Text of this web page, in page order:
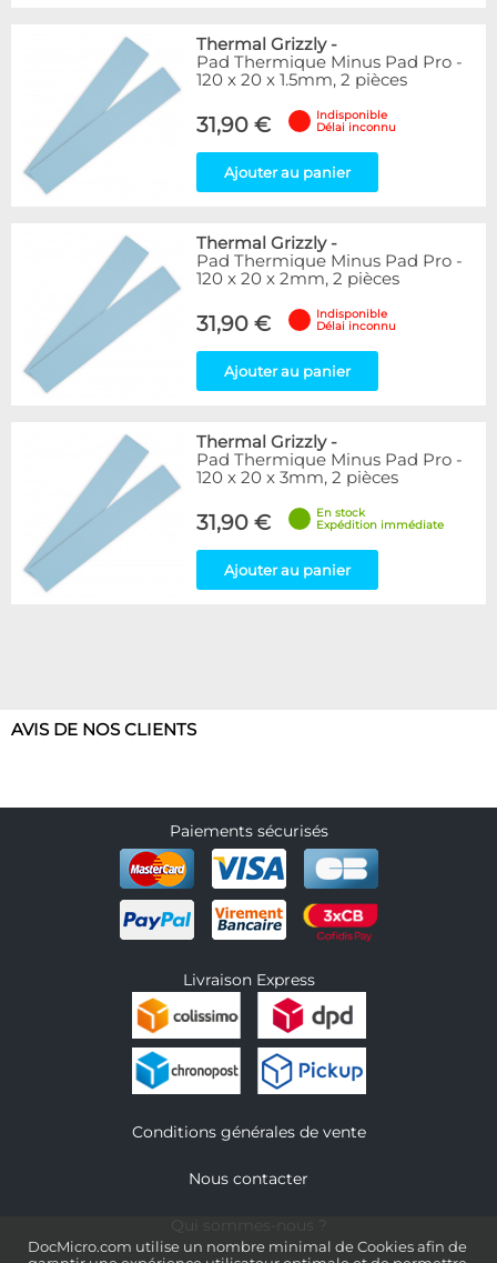
DocMicro.com utilise un nombre minimal de Cookies afin de
Thermal Grizzly-
Pad Thermique Minus Pad Pro -
120 x 20 x 1.5mm, 2 pièces
31,90 €
Indisponible
Délai inconnu
Ajouter au panier
Thermal Grizzly-
Pad Thermique Minus Pad Pro -
120 x 20 x 2mm, 2 pièces
31,90 €
Indisponible
Délai inconnu
Ajouter au panier
Thermal Grizzly-
Pad Thermique Minus Pad Pro -
120 x 20 x 3mm, 2 pièces
31,90 €
En stock
Expédition immédiate
Ajouter au panier
AVIS DE NOS CLIENTS
Paiements sécurisés
Livraison Express
Conditions générales de vente
Nous contacter